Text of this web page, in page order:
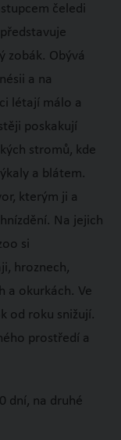
čeledi
zobák. Obývá
a na
létají málo a
poskakují
stromů, kde
a blátem.
kterým ji a
Na jejich
si
hroznech,
a okurkách. Ve
od roku snižují.
prostředí a
dní, na druhé